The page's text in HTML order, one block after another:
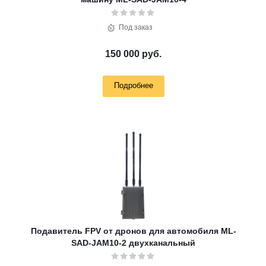
Под заказ
150 000 руб.
Подробнее
Подавитель FPV от дронов для автомобиля ML-
SAD-JAM10-2 двухканальный